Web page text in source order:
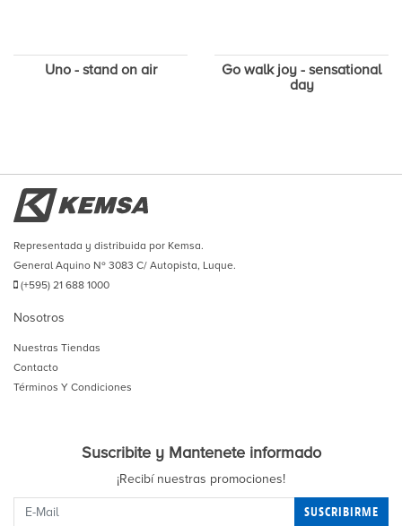
Uno - stand on air
Go walk joy - sensational
day
Representada y distribuida por Kemsa.
General Aquino Nº 3083 C/ Autopista, Luque.
(+595) 21 688 1000
Nosotros
Nuestras Tiendas
Contacto
Términos Y Condiciones
Suscribite y Mantenete informado
¡Recibí nuestras promociones!
SUSCRIBIRME